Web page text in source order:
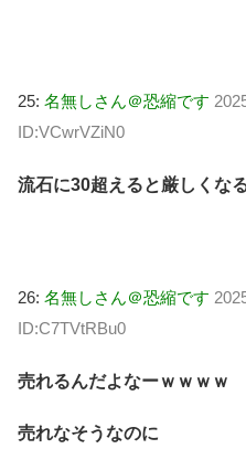
25: 名無しさん＠恐縮です
ID:VCwrVZiN0
流石に30超えると厳しくな
26: 名無しさん＠恐縮です
ID:C7TVtRBu0
売れるんだよなーｗｗｗｗ
売れなそうなのに